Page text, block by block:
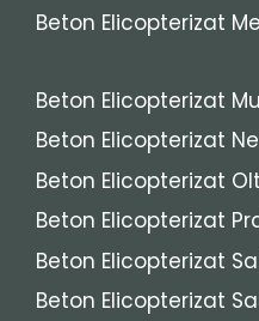
Beton Elicopterizat
Beton Elicopterizat
Beton Elicopterizat
Beton Elicopterizat Olt
Beton Elicopterizat
Beton Elicopterizat
Beton Elicopterizat